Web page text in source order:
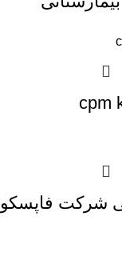
شرکت فاپسکو